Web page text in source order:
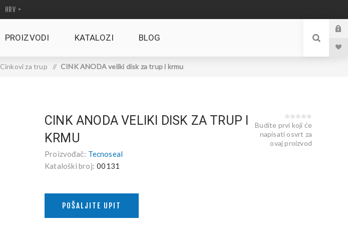
PROIZVODI KATALOZI BLOG
Cinkovi za trup / CINK ANODA veliki disk za trup i krmu
CINK ANODA VELIKI DISK ZA TRUP I
KRMU
Proizvođač: Tecnoseal
Kataloški broj: 00131
Budite prvi koji će
napisati osvrt za
ovaj proizvod
POŠALJITE UPIT